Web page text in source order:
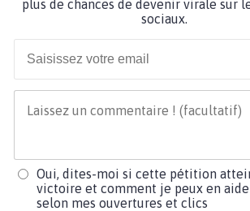
plus de chances de devenir virale sur
sociaux.
Oui, dites-moi si cette pétition
victoire et comment je peux en
selon mes ouvertures et clics